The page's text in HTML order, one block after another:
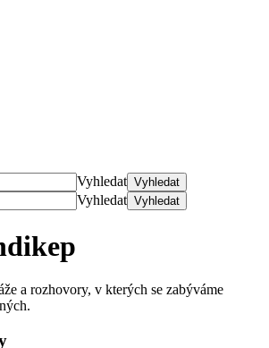
Vyhledat Vyhledat
Vyhledat Vyhledat
a rozhovory, v kterých se zabýváme